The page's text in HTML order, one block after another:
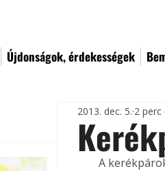
Újdonságok, érdekességek
2013. dec. 5. 2 perc
A